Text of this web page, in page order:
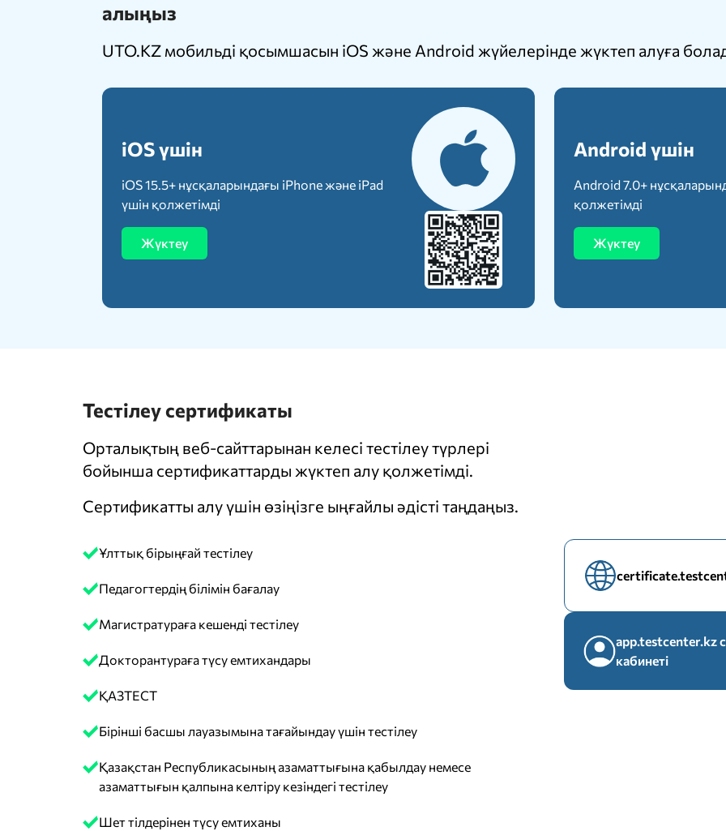
алыңыз
UTO.KZ мобильді қосымшасын iOS және Android жүйелерінде жүктеп алуға
iOS үшін
iOS 15.5+ нұсқаларындағы iPhone және iPad
үшін қолжетімді
Жүктеу
Android үшін
Android 7.0+
қолжетімді
Жүктеу
Тестілеу сертификаты
Орталықтың веб-сайттарынан келесі тестілеу түрлері
бойынша сертификаттарды жүктеп алу қолжетімді.
Сертификатты алу үшін өзіңізге ыңғайлы әдісті таңдаңыз.
Ұлттық бірыңғай тестілеу
Педагогтердің білімін бағалау
Магистратураға кешенді тестілеу
Докторантураға түсу емтихандары
ҚАЗТЕСТ
Бірінші басшы лауазымына тағайындау үшін тестілеу
Қазақстан Республикасының азаматтығына қабылдау немесе
азаматтығын қалпына келтіру кезіндегі тестілеу
Шет тілдерінен түсу емтиханы
app.testcenter.kz
кабинеті